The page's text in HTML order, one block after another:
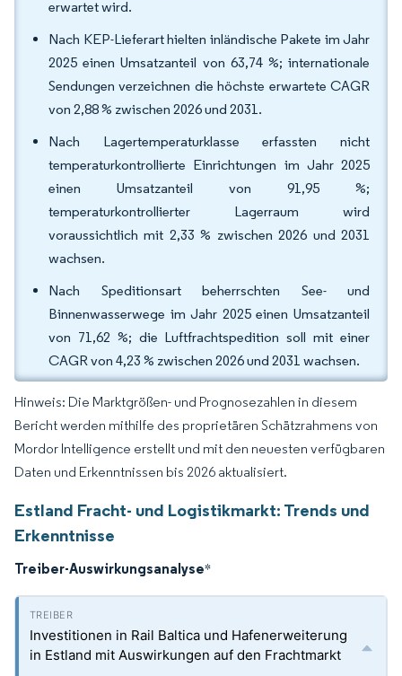
erwartet wird.
Nach KEP-Lieferart hielten inländische Pakete im Jahr
2025 einen Umsatzanteil von 63,74 %; internationale
Sendungen verzeichnen die höchste erwartete CAGR
von 2,88 % zwischen 2026 und 2031.
Nach Lagertemperaturklasse erfassten nicht
temperaturkontrollierte Einrichtungen im Jahr 2025
einen Umsatzanteil von 91,95 %;
temperaturkontrollierter Lagerraum wird
voraussichtlich mit 2,33 % zwischen 2026 und 2031
wachsen.
Nach Speditionsart beherrschten See- und
Binnenwasserwege im Jahr 2025 einen Umsatzanteil
von 71,62 %; die Luftfrachtspedition soll mit einer
CAGR von 4,23 % zwischen 2026 und 2031 wachsen.
Hinweis: Die Marktgrößen- und Prognosezahlen in diesem
Bericht werden mithilfe des proprietären Schätzrahmens von
Mordor Intelligence erstellt und mit den neuesten verfügbaren
Daten und Erkenntnissen bis 2026 aktualisiert.
Estland Fracht- und Logistikmarkt: Trends und
Erkenntnisse
Treiber-Auswirkungsanalyse*
Investitionen in Rail Baltica und Hafenerweiterung
in Estland mit Auswirkungen auf den Frachtmarkt